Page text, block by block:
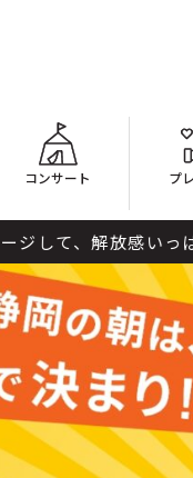
コンサート プ
放感いっぱいの夜